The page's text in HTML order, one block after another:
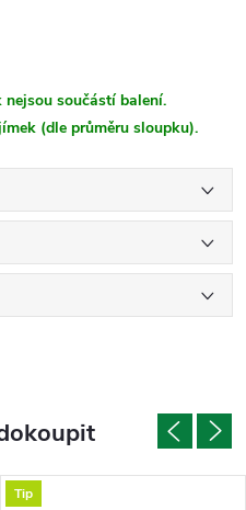
součástí balení.
(dle průměru sloupku).
Tip